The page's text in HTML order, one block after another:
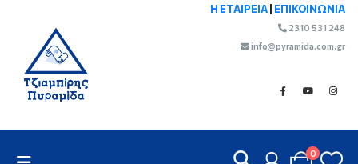
Η ΕΤΑΙΡΕΙΑ ΕΠΙΚΟΙΝΩΝΙΑ
2310 531 248
info@pyramida.com.gr
0